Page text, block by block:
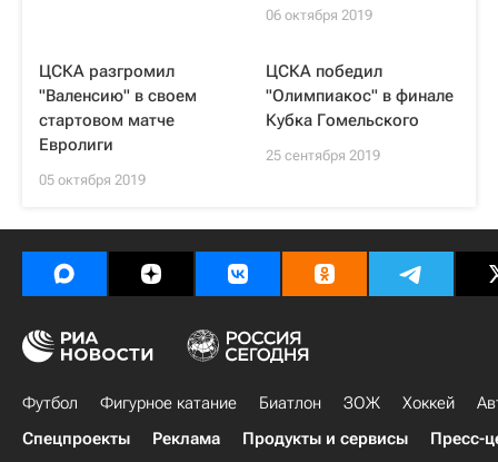
06 октября 2019
ЦСКА разгромил
"Валенсию" в своем
стартовом матче
Евролиги
05 октября 2019
ЦСКА победил
"Олимпиакос" в финале
Кубка Гомельского
25 сентября 2019
Футбол Фигурное катание Биатлон ЗОЖ Хоккей
Спецпроекты
Реклама Продукты и сервисы Пресс-